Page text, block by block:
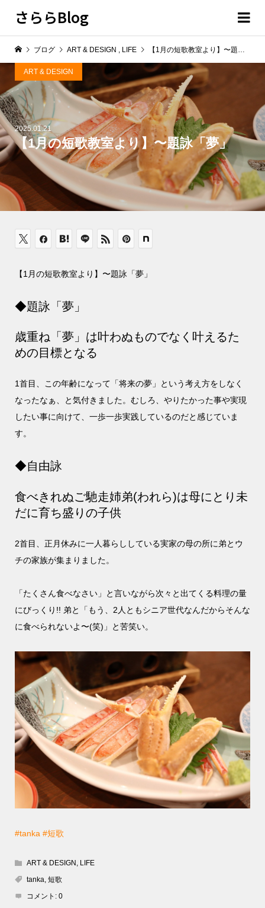
さららBlog
2025.01.21
【1月の短歌教室より】〜題詠「夢」
ART & DESIGN
ブログ ART & DESIGN , LIFE 【1月の短歌教室より】〜題詠「夢」
【1月の短歌教室より】〜題詠「夢」
◆題詠「夢」
歳重ね「夢」は叶わぬものでなく叶えるた
めの目標となる
1首目、この年齢になって「将来の夢」という考え方をしなく
なったなぁ、と気付きました。むしろ、やりたかった事や実現
したい事に向けて、一歩一歩実践しているのだと感じていま
す。
◆自由詠
食べきれぬご馳走姉弟(われら)は母にとり未
だに育ち盛りの子供
2首目、正月休みに一人暮らししている実家の母の所に弟とウ
チの家族が集まりました。
「たくさん食べなさい」と言いながら次々と出てくる料理の量
にびっくり!! 弟と「もう、2人ともシニア世代なんだからそんな
に食べられないよ〜(笑)」と苦笑い。
#tanka #短歌
ART & DESIGN , LIFE
tanka, 短歌
コメント: 0